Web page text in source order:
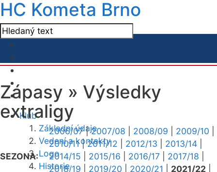
HC Kometa Brno
Klub
Základní údaje
Vedení a kontakty
Logo
Historie
Zápasy » Výsledky
extraligy
SEZONA:
2006/07|2007/08 2008/09 2009/10
2010/11|2011/12 2012/13 2013/14
2014/15
2015/16 2016/17 2017/18
2018/19
2019/20 2020/21 2021/22